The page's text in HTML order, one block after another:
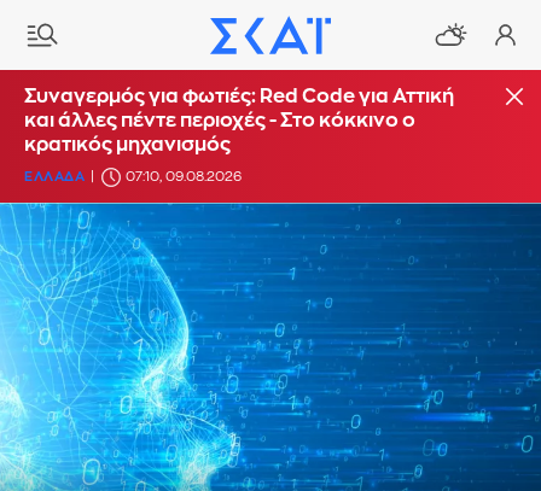
Συναγερμός για φωτιές: Red Code για Αττική
και άλλες πέντε περιοχές - Στο κόκκινο ο
κρατικός μηχανισμός
ΕΛΛΑΔΑ 07:10, 09.08.2026